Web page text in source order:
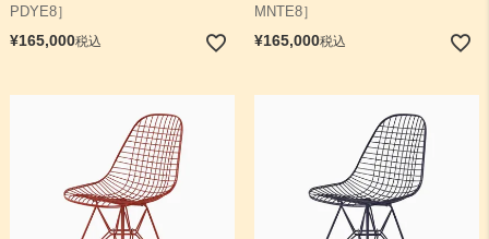
PDYE8］
¥165,000税込
MNTE8］
¥165,000税込